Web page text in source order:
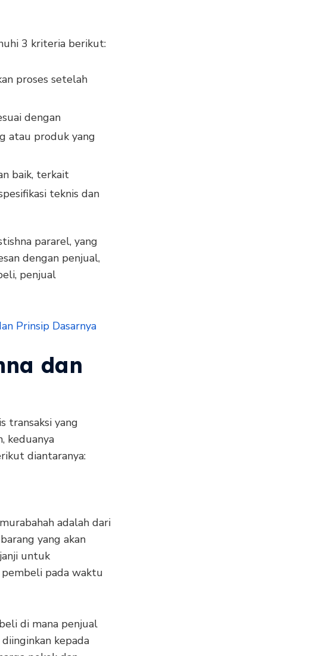
3 kriteria berikut:
proses setelah
dengan
atau produk yang
baik, terkait
teknis dan
pararel, yang
dengan penjual,
penjual
Prinsip Dasarnya
dan
transaksi yang
keduanya
diantaranya:
adalah dari
yang akan
untuk
pembeli pada waktu
di mana penjual
kepada